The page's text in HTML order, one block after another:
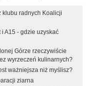
klubu radnych Koalicji
A15 - gdzie uzyskać
Górze rzeczywiście
wyrzeczeń kulinarnych?
ważniejsza niż myślisz?
ziarna